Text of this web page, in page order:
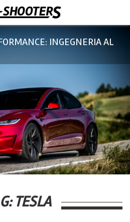
INGEGNERIA AL
TESLA